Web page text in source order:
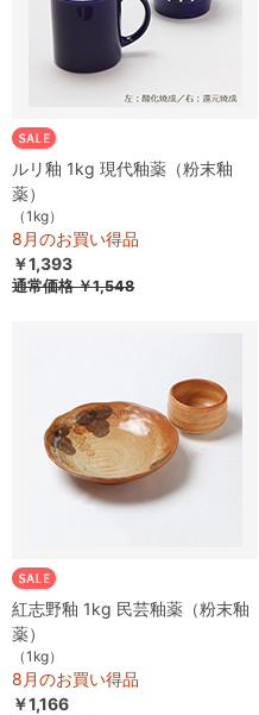
ルリ釉 1kg 現代釉薬（粉末釉
薬）
（1kg）
8月のお買い得品
￥1,393
通常価格￥1,548
紅志野釉 1kg 民芸釉薬（粉末釉
薬）
（1kg）
8月のお買い得品
￥1,166